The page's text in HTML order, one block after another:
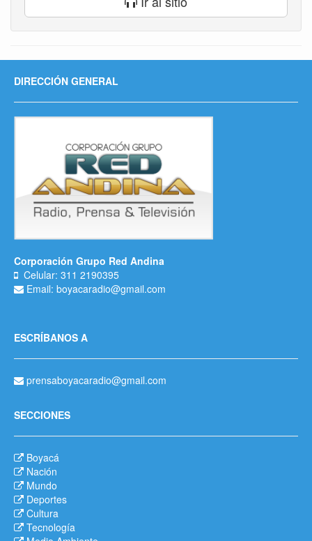
DIRECCIÓN GENERAL
Corporación Grupo Red Andina
Celular: 311 2190395
Email: boyacaradio@gmail.com
ESCRÍBANOS A
prensaboyacaradio@gmail.com
SECCIONES
Boyacá
Nación
Mundo
Deportes
Cultura
Tecnología